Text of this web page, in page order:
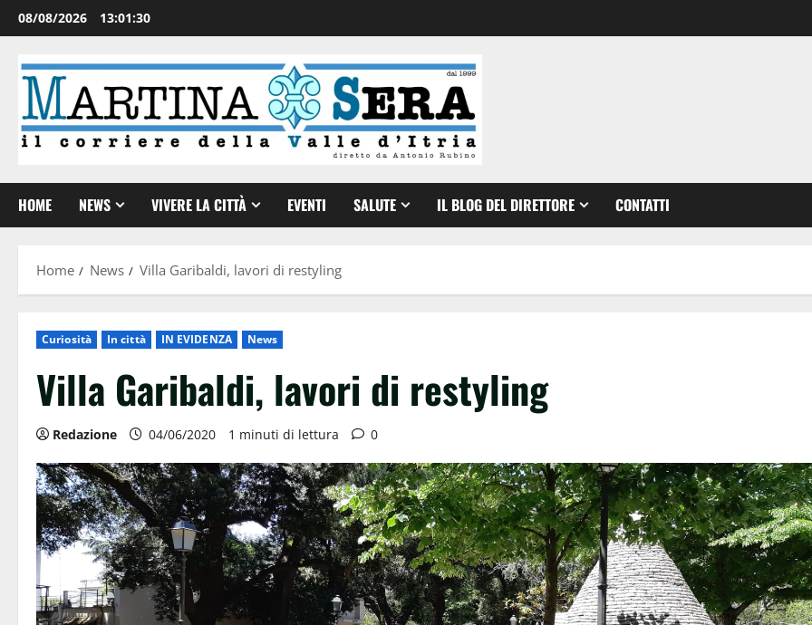
08/08/2026 13:01:31
HOME NEWS VIVERE LA CITTÀ EVENTI SALUTE IL BLOG DEL DIRETTORE CONTATTI
Home News Villa Garibaldi, lavori di restyling
Curiosità In città IN EVIDENZA News
Villa Garibaldi, lavori di restyling
Redazione 04/06/2020 1 minuti di lettura 0